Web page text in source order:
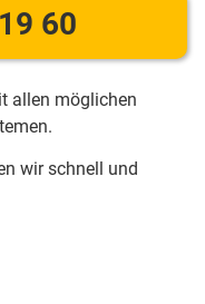
60
allen möglichen
wir schnell und